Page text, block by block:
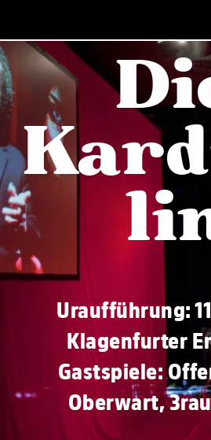
Uraufführung:
Klagenfurter
Gastspiele:
Oberwart,